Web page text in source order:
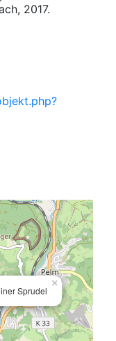
2017.
Sprudel
×